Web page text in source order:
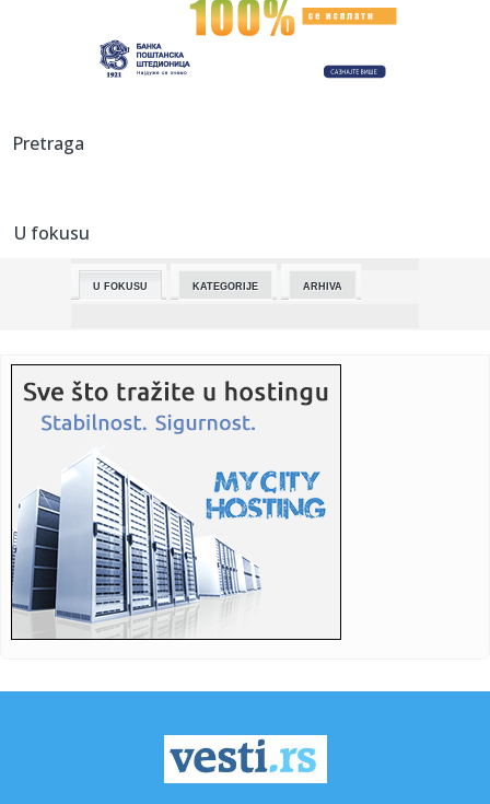
DEMONSTRACIJA SILE BODEA NAD INTEROM I INSTANT
00:12:Debakl Intera, Bode na pragu osmine finala Lige šampiona
zloglasnog logo...
00:12:
00:12: Karan: Prva posjeta biće Beogradu
00:12:Drama na Jahorini: Dijete palo sa žičare (UZNEMIRUJUĆI
VIDEO)
00:12:Poznato mjesto i vrijeme sahrane Ljiljane Zelen Karadžić
00:12:Srpkinja osvaja Holivud: Milena Gović zvijezda popularne
serije,...
00:08:Zvuči neverovatno ali višak para na računu može skupo da
vas ...
Skandali ne prestaju: Policija u Britaniji istražuje da li je Ep...
Pretraga
U fokusu
U FOKUSU KATEGORIJE ARHIVA